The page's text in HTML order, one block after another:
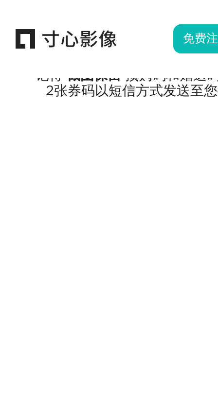
免费
记得 截图保留 预购码和赠送
2张券码以短信方式发送至